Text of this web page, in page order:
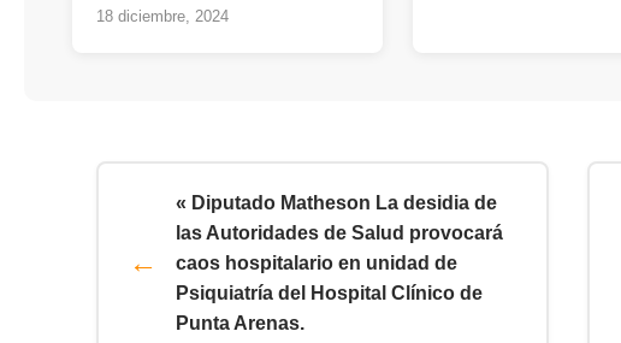
18 diciembre, 2024
« Diputado Matheson La desidia de
las Autoridades de Salud provocará
caos hospitalario en unidad de
Psiquiatría del Hospital Clínico de
Punta Arenas.